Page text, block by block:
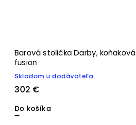
Barová stolička Darby, koňaková
fusion
Skladom u dodávateľa
302 €
Do košíka